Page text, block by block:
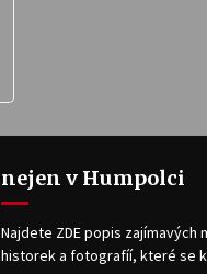
nejen v Humpolci
Najdete ZDE popis
historek a fotografíí, které se k